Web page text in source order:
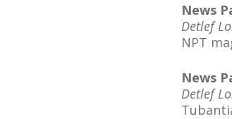
News
Detlef
NPT
News
Detlef